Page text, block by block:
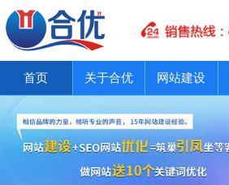
首页 关于合优 网站建设